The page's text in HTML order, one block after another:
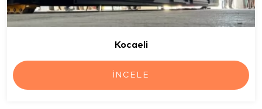
Kocaeli
İNCELE